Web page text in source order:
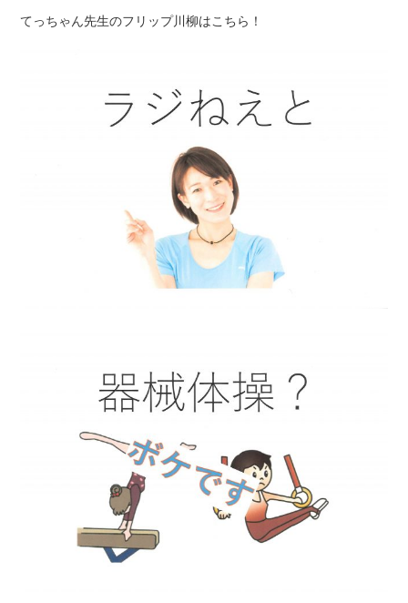
てっちゃん先生のフリップ川柳はこちら！